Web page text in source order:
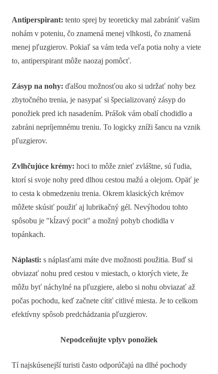
Antiperspirant: tento sprej by teoreticky mal zabrániť vašim
nohám v poteniu, čo znamená menej vlhkosti, čo znamená
menej pľuzgierov. Pokiaľ sa vám teda veľa potia nohy a viete
to, antiperspirant môže naozaj pomôcť.
Zásyp na nohy: ďalšou možnosťou ako si udržať nohy bez
zbytočného trenia, je nasypať si špecializovaný zásyp do
ponožiek pred ich nasadením. Prášok vám obalí chodidlo a
zabráni nepríjemnému treniu. To logicky zníži šancu na vznik
pľuzgierov.
Zvlhčujúce krémy: hoci to môže znieť zvláštne, sú ľudia,
ktorí si svoje nohy pred dlhou cestou mažú a olejom. Opäť je
to cesta k obmedzeniu trenia. Okrem klasických krémov
môžete skúsiť použiť aj lubrikačný gél. Nevýhodou tohto
spôsobu je "kĺzavý pocit" a možný pohyb chodidla v
topánkach.
Náplasti: s náplasťami máte dve možnosti použitia. Buď si
obviazať nohu pred cestou v miestach, o ktorých viete, že
môžu byť náchylné na pľuzgiere, alebo si nohu obviazať až
počas pochodu, keď začnete cítiť citlivé miesta. Je to celkom
efektívny spôsob predchádzania pľuzgierov.
Nepodceňujte vplyv ponožiek
Tí najskúsenejší turisti často odporúčajú na dlhé pochody